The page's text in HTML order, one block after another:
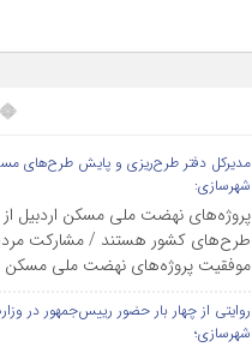
مدیرکل دفتر طرح‌ریزی و پایش طرح‌های
شهرسازی:
پروژه‌های نهضت ملی مسکن اردبیل از
طرح‌های کشور هستند / مشارکت
موفقیت پروژه‌های نهضت ملی مسکن
روایتی از چهار بار حضور رییس‌جمهور در
شهرسازی؛